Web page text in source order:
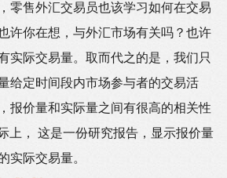
零售外汇交易员也该学习如何在交易
许你在想，与外汇市场有关吗？也许
实际交易量。取而代之的是，我们只
给定时间段内市场参与者的交易活
报价量和实际量之间有很高的相关性
上， 这是一份研究报告，显示报价量
实际交易量。